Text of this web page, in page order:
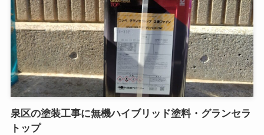
泉区の塗装工事に無機ハイブリッド塗料・グランセラ
トップ